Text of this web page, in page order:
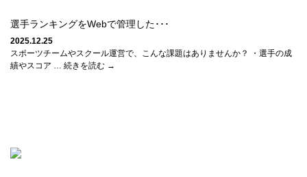
選手ランキングをWebで管理した･･･
2025.12.25
スポーツチームやスクール運営で、こんな課題はありませんか？ ・選手の成
績やスコア … 続きを読む →